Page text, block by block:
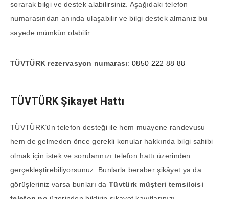
sorarak bilgi ve destek alabilirsiniz. Aşağıdaki telefon
numarasından anında ulaşabilir ve bilgi destek almanız bu
sayede mümkün olabilir.
TÜVTÜRK rezervasyon numarası:0850 222 88 88
TÜVTÜRK Şikayet Hattı
TÜVTÜRK’ün telefon desteği ile hem muayene randevusu
hem de gelmeden önce gerekli konular hakkında bilgi sahibi
olmak için istek ve sorularınızı telefon hattı üzerinden
gerçekleştirebiliyorsunuz. Bunlarla beraber şikâyet ya da
görüşleriniz varsa bunları daTüvtürk müşteri temsilcisi